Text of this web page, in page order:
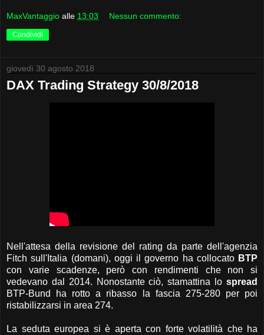
MaxVantaggio alle 13:03 Nessun commento:
Condividi
giovedì 30 agosto 2018
DAX Trading Strategy 30/8/2018
Nell'attesa della revisione del rating da parte dell'agenzia
Fitch sull'Italia (domani), oggi il governo ha collocato BTP
con varie scadenze, però con rendimenti che non si
vedevano dal 2014. Nonostante ciò, stamattina lo spread
BTP-Bund ha rotto a ribasso la fascia 275-280 per poi
ristabilizzarsi in area 274.
La seduta europea si è aperta con forte volatilità che ha